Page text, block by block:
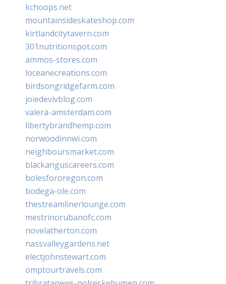
kchoops.net
mountainsideskateshop.com
kirtlandcitytavern.com
301nutritionspot.com
ammos-stores.com
loceanecreations.com
birdsongridgefarm.com
joiedevivblog.com
valera-amsterdam.com
libertybrandhemp.com
norwoodinnwi.com
neighboursmarket.com
blackanguscareers.com
bolesfororegon.com
bodega-ole.com
thestreamlinerlounge.com
mestrinorubanofc.com
novelatherton.com
nassvalleygardens.net
electjohnstewart.com
omptourtravels.com